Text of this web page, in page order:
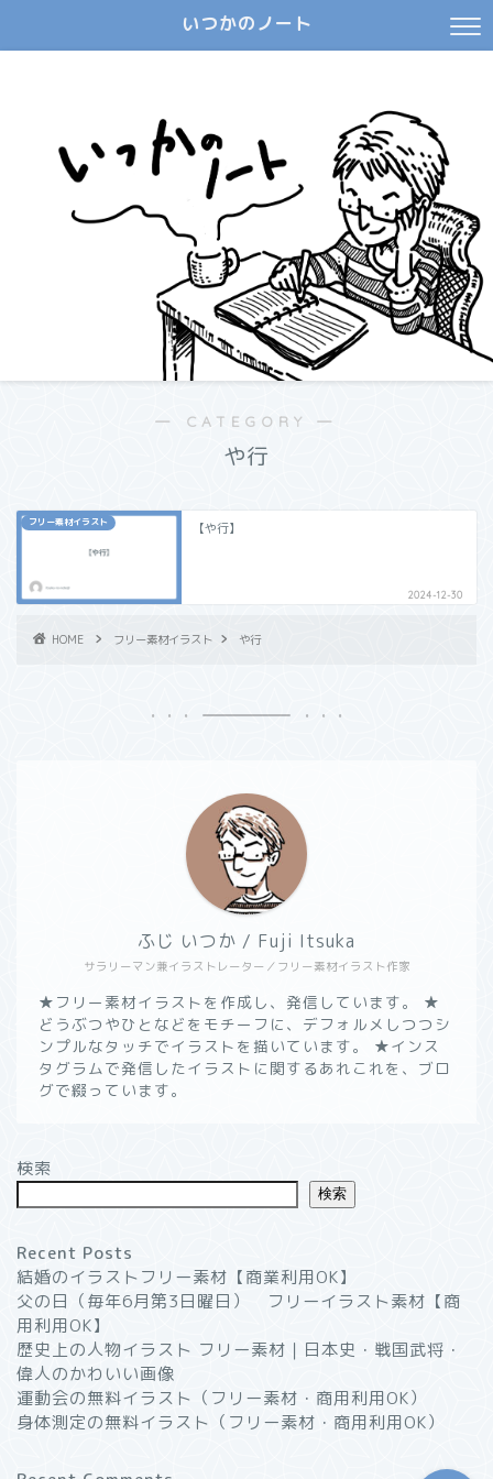
いつかのノート
― CATEGORY ―
や行
フリー素材イラスト 【や行】
2024-12-30
HOME フリー素材イラスト や行
サラリーマン兼イラストレーター／フリー素材イラスト作家
ふじ いつか / Fuji Itsuka
★フリー素材イラストを作成し、発信しています。 ★
どうぶつやひとなどをモチーフに、デフォルメしつつシ
ンプルなタッチでイラストを描いています。 ★インス
タグラムで発信したイラストに関するあれこれを、ブロ
グで綴っています。
検索
検索
Recent Posts
結婚のイラストフリー素材【商業利用OK】
父の日（毎年6月第3日曜日） フリーイラスト素材【商
用利用OK】
歴史上の人物イラスト フリー素材｜日本史・戦国武将・
偉人のかわいい画像
運動会の無料イラスト（フリー素材・商用利用OK）
身体測定の無料イラスト（フリー素材・商用利用OK）
イラストブログ